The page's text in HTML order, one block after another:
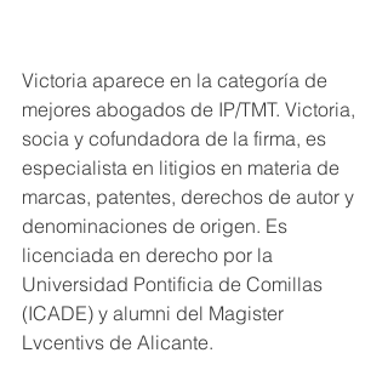
Victoria aparece en la categoría de
mejores abogados de IP/TMT. Victoria,
socia y cofundadora de la firma, es
especialista en litigios en materia de
marcas, patentes, derechos de autor y
denominaciones de origen. Es
licenciada en derecho por la
Universidad Pontificia de Comillas
(ICADE) y alumni del Magister
Lvcentivs de Alicante.